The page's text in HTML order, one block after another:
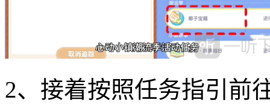
2、接着按照任务指引前